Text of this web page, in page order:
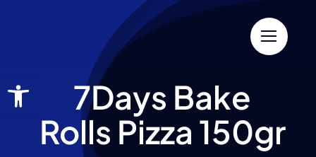
7Days Bake
Rolls Pizza 150gr